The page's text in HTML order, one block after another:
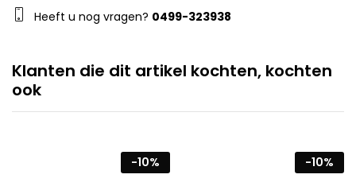
Heeft u nog vragen? 0499-323938
Klanten die dit artikel kochten, kochten
ook
-10% -10%